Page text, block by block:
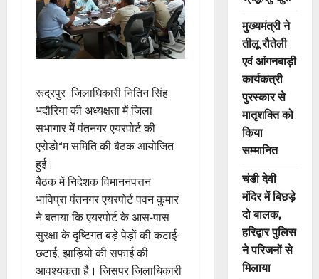
रूद्रपुर जिलाधिकारी नितिन सिंह
भदौरिया की अध्यक्षता में जिला
सभागार में पंतनगर एयरपोर्ट की
एरोडोªम समिति की बैठक आयोजित
हुई।
बैठक में निदेशक विमाननपत्तन
भाविप्रा पंतनगर एयरपोर्ट पवन कुमार
ने बताया कि एयरपोर्ट के आस-पास
सुरक्षा के दृष्टिगत बड़े पेड़ों की कटाई-
छटाई, झाड़ियो की सफाई की
आवश्यकता है। जिसपर जिलाधिकारी
मुख्यमंत्री ने
तीलू रौतेली
एवं आंगनबाड़ी
कार्यकत्री
पुरस्कार से
मातृशक्ति को
किया
सम्मानित
चंडी देवी
मंदिर में बिछड़े
दो बालक,
हरिद्वार पुलिस
ने परिजनों से
मिलाया